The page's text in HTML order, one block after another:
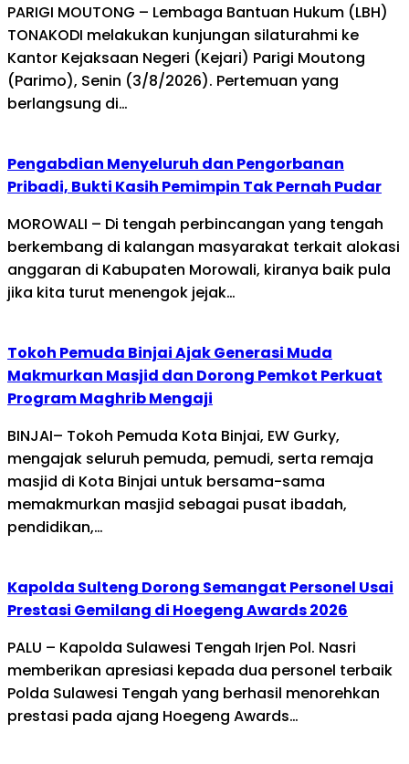
PARIGI MOUTONG – Lembaga Bantuan Hukum (LBH)
TONAKODI melakukan kunjungan silaturahmi ke
Kantor Kejaksaan Negeri (Kejari) Parigi Moutong
(Parimo), Senin (3/8/2026). Pertemuan yang
berlangsung di…
Pengabdian Menyeluruh dan Pengorbanan
Pribadi, Bukti Kasih Pemimpin Tak Pernah Pudar
MOROWALI – Di tengah perbincangan yang tengah
berkembang di kalangan masyarakat terkait alokasi
anggaran di Kabupaten Morowali, kiranya baik pula
jika kita turut menengok jejak…
Tokoh Pemuda Binjai Ajak Generasi Muda
Makmurkan Masjid dan Dorong Pemkot Perkuat
Program Maghrib Mengaji
BINJAI– Tokoh Pemuda Kota Binjai, EW Gurky,
mengajak seluruh pemuda, pemudi, serta remaja
masjid di Kota Binjai untuk bersama-sama
memakmurkan masjid sebagai pusat ibadah,
pendidikan,…
Kapolda Sulteng Dorong Semangat Personel Usai
Prestasi Gemilang di Hoegeng Awards 2026
PALU – Kapolda Sulawesi Tengah Irjen Pol. Nasri
memberikan apresiasi kepada dua personel terbaik
Polda Sulawesi Tengah yang berhasil menorehkan
prestasi pada ajang Hoegeng Awards…